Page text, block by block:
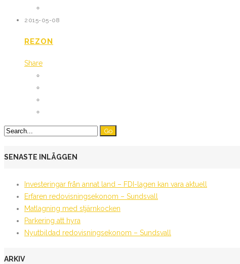
2015-05-08
REZON
Share
SENASTE INLÄGGEN
Investeringar från annat land – FDI-lagen kan vara aktuell
Erfaren redovisningsekonom – Sundsvall
Matlagning med stjärnkocken
Parkering att hyra
Nyutbildad redovisningsekonom – Sundsvall
ARKIV